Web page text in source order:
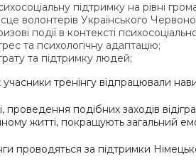
підтримку на рівні
волонтерів Українського
події в контексті
та психологічну адаптацію;
та підтримку людей;
тренінгу відпрацювали
проведення подібних заходів
житті, покращують загальний
проводяться за підтримки